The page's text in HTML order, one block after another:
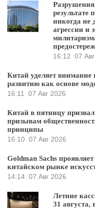
результате
никогда не
агрессии и
16:12 07
Китай уделяет внимание
развитию как основе
16:11 07 Авг 2026
Китай в пятницу
призывам
принципы
16:10 07 Авг 2026
Goldman Sachs
китайском рынке
14:14 07 Авг 2026
Летние
31 августа,